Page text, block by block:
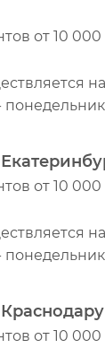
от 10 000
от 10 000
от 10 000